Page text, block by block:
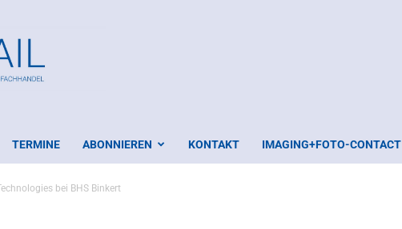
TERMINE ABONNIEREN KONTAKT IMAGING+FOTO-CONTACT
bei BHS Binkert